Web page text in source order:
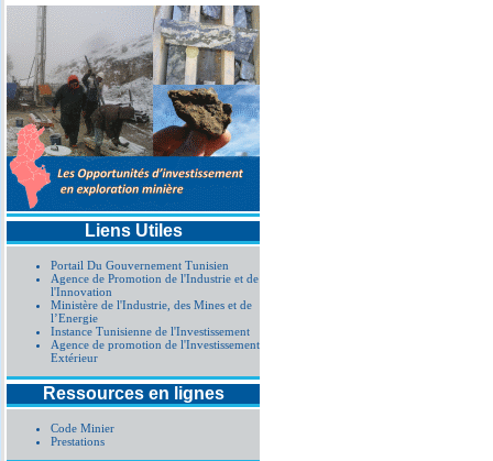
Liens Utiles
Portail Du Gouvernement Tunisien
Agence de Promotion de l'Industrie et de
l'Innovation
Ministère de l'Industrie, des Mines et de
l’Energie
Instance Tunisienne de l'Investissement
Agence de promotion de l'Investissement
Extérieur
Ressources en lignes
Code Minier
Prestations